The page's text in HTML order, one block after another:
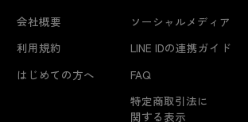
会社概要
利用規約
はじめての方へ
ソーシャルメディア
LINE IDの連携ガイド
FAQ
特定商取引法に
関する表示